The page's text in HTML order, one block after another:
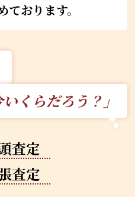
おります。
いくらだろう？」
査定
査定